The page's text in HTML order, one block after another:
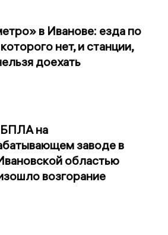
в Иванове: езда по
нет, и станции,
доехать
БПЛА на
заводе в
областью
возгорание